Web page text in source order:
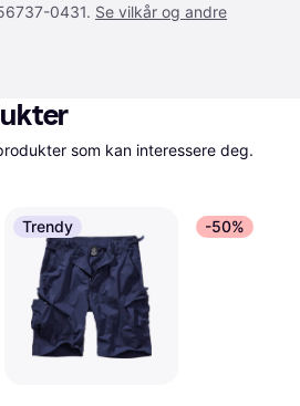
0431. Se vilkår og andre
Trendy -50%